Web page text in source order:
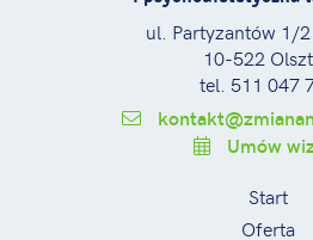
ul. Partyzantów 1/
10-522
tel. 511 047
Umów
Start
Oferta